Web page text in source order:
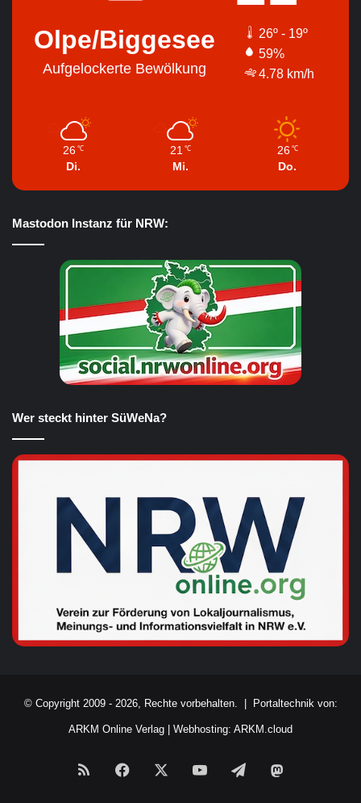
Olpe/Biggesee
Aufgelockerte Bewölkung
26º - 19º
59%
4.78 km/h
26 ℃
Di.
21 ℃
Mi.
26 ℃
Do.
Mastodon Instanz für NRW:
Wer steckt hinter SüWeNa?
© Copyright 2009 - 2026, Rechte vorbehalten. | Portaltechnik von:
ARKM Online Verlag Webhosting: ARKM.cloud
RSS Facebook YouTubeTelegram